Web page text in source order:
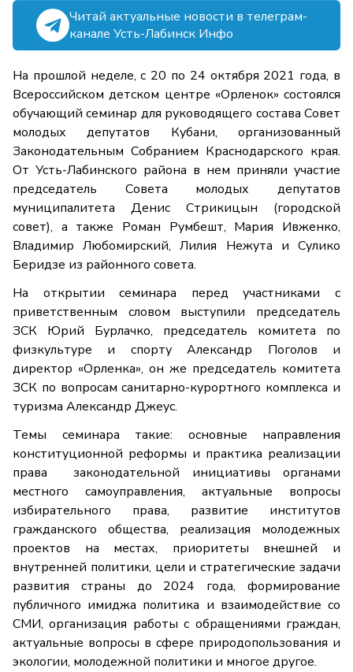
Читай актуальные новости в телеграм-
канале Усть-Лабинск Инфо
На прошлой неделе, с 20 по 24 октября 2021 года, в
Всероссийском детском центре «Орленок» состоялся
обучающий семинар для руководящего состава Совет
молодых депутатов Кубани, организованный
Законодательным Собранием Краснодарского края.
От Усть-Лабинского района в нем приняли участие
председатель Совета молодых депутатов
муниципалитета Денис Стрикицын (городской
совет), а также Роман Румбешт, Мария Ивженко,
Владимир Любомирский, Лилия Нежута и Сулико
Беридзе из районного совета.
На открытии семинара перед участниками с
приветственным словом выступили председатель
ЗСК Юрий Бурлачко, председатель комитета по
физкультуре и спорту Александр Поголов и
директор «Орленка», он же председатель комитета
ЗСК по вопросам санитарно-курортного комплекса и
туризма Александр Джеус.
Темы семинара такие: основные направления
конституционной реформы и практика реализации
права законодательной инициативы органами
местного самоуправления, актуальные вопросы
избирательного права, развитие институтов
гражданского общества, реализация молодежных
проектов на местах, приоритеты внешней и
внутренней политики, цели и стратегические задачи
развития страны до 2024 года, формирование
публичного имиджа политика и взаимодействие со
СМИ, организация работы с обращениями граждан,
актуальные вопросы в сфере природопользования и
экологии, молодежной политики и многое другое.